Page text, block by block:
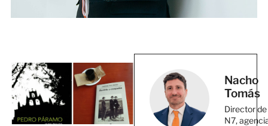
Nacho
Tomás
Director de
N7,